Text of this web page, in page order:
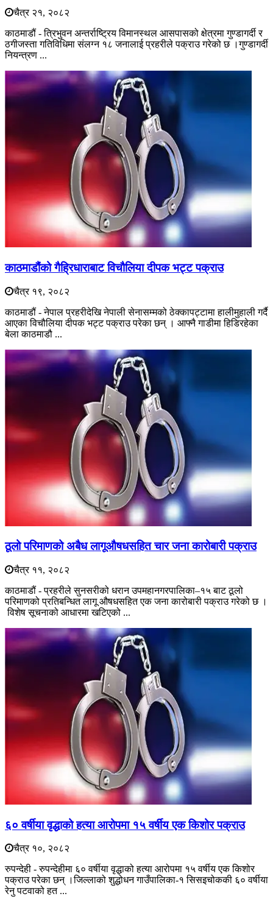
चैत्र २१, २०८२
काठमाडौं - त्रिभुवन अन्तर्राष्ट्रिय विमानस्थल आसपासको क्षेत्रमा गुण्डागर्दी र
ठगीजस्ता गतिविधिमा संलग्न १८ जनालाई प्रहरीले पक्राउ गरेको छ ।गुण्डागर्दी
नियन्त्रण ...
काठमाडौंको गैह्रिधाराबाट विचौलिया दीपक भट्ट पक्राउ
चैत्र १९, २०८२
काठमाडौं - नेपाल प्रहरीदेखि नेपाली सेनासम्मको ठेक्कापट्टामा हालीमुहाली गर्दै
आएका विचौलिया दीपक भट्ट पक्राउ परेका छन् । आफ्नै गाडीमा हिडिरहेका
बेला काठमाडौ ...
ठूलो परिमाणको अबैध लागूऔषधसहित चार जना कारोबारी पक्राउ
चैत्र ११, २०८२
काठमाडौं - प्रहरीले सुनसरीको धरान उपमहानगरपालिका–१५ बाट ठूलो
परिमाणको प्रतिबन्धित लागू औषधसहित एक जना कारोबारी पक्राउ गरेको छ ।
विशेष सूचनाको आधारमा खटिएको ...
६० वर्षीया वृद्धाको हत्या आरोपमा १५ वर्षीय एक किशोर पक्राउ
चैत्र १०, २०८२
रुपन्देही - रुपन्देहीमा ६० वर्षीया वृद्धाको हत्या आरोपमा १५ वर्षीय एक किशोर
पक्राउ परेका छन् ।जिल्लाको शुद्धोधन गाउँपालिका-१ सिसइचोककी ६० वर्षीया
रेनु पटवाको हत ...